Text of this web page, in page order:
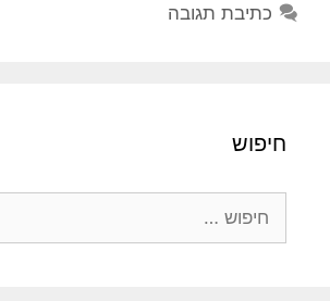
כתיבת תגובה
חיפוש